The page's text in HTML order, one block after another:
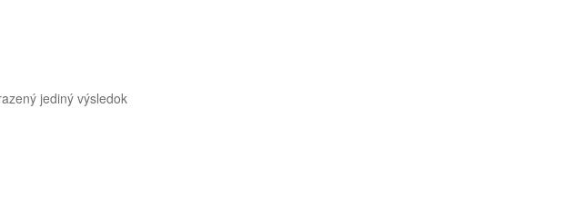
jediný výsledok